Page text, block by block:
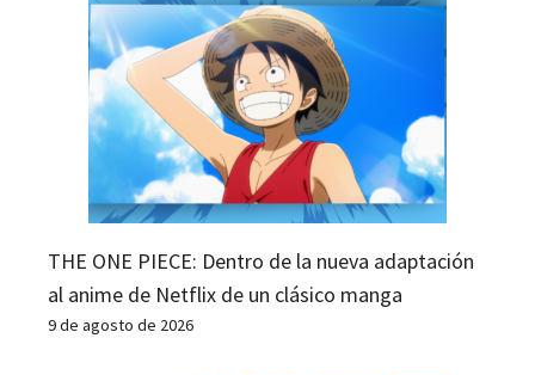
THE ONE PIECE: Dentro de la nueva adaptación
al anime de Netflix de un clásico manga
9 de agosto de 2026